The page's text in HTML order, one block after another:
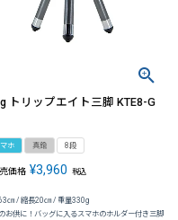
トリップエイト三脚 KTE8-G
ホ 真鍮 8段
価格 ¥3,960 税込
㎝ / 縮長20㎝ / 重量330g
お供に！バッグに入るスマホのホルダー付き三脚